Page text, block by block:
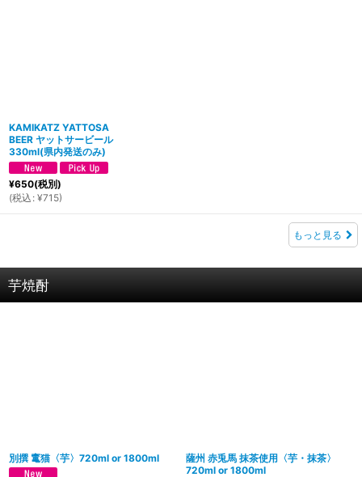
KAMIKATZ YATTOSA
BEER ヤットサービール
330ml(県内発送のみ)
¥650(税別)
(税込 : ¥715)
もっと見る
芋焼酎
別撰 竃猫〈芋〉720ml or 1800ml
薩州 赤兎馬 抹茶使用〈芋・抹茶〉
720ml or 1800ml